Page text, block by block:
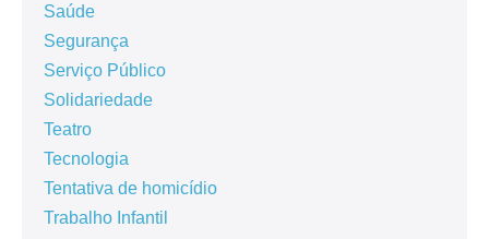
Saúde
Segurança
Serviço Público
Solidariedade
Teatro
Tecnologia
Tentativa de homicídio
Trabalho Infantil